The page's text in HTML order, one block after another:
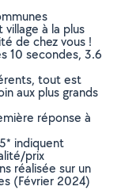
à la plus
de chez vous !
10 secondes, 3.6
tout est
aux plus grands
réponse à
indiquent
prix
réalisée sur un
(Février 2024)